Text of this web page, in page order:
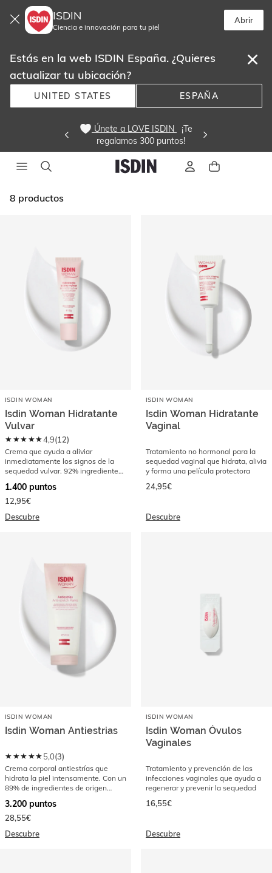
ISDIN
Ciencia e innovación para tu piel
Abrir
Estás en la web ISDIN España. ¿Quieres
actualizar tu ubicación?
UNITED STATES ESPAÑA
¡Mini Icons ISDIN! Combina tus
favoritos y crea tu rutina más icónica.
8 productos
ISDIN WOMAN
Isdin Woman Hidratante
Vulvar
★★★★★4,9(12)
Crema que ayuda a aliviar
inmediatamente los signos de la
sequedad vulvar. 92% ingredientes
1.400 puntos
12,95€
Descubre
ISDIN WOMAN
Isdin Woman Hidratante
Vaginal
Tratamiento no hormonal para la
sequedad vaginal que hidrata, alivia
y forma una película protectora
24,95€
Descubre
ISDIN WOMAN
Isdin Woman Antiestrias
★★★★★5,0(3)
Crema corporal antiestrías que
hidrata la piel intensamente. Con un
89% de ingredientes de origen
3.200 puntos
28,55€
Descubre
ISDIN WOMAN
Isdin Woman Óvulos
Vaginales
Tratamiento y prevención de las
infecciones vaginales que ayuda a
regenerar y prevenir la sequedad
16,55€
Descubre